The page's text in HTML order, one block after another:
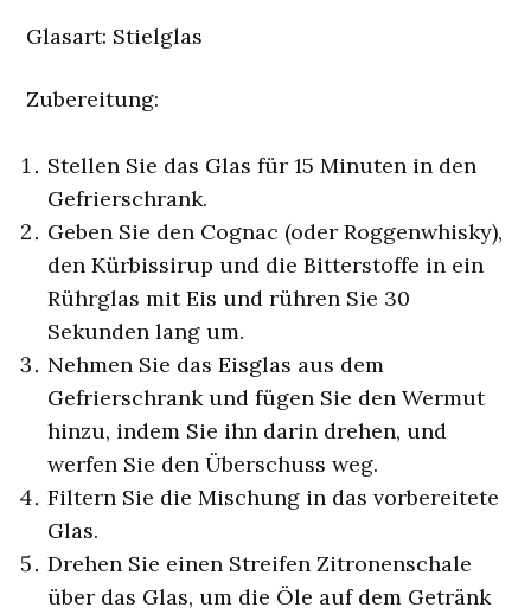
Glasart: Stielglas
Zubereitung:
Stellen Sie das Glas für 15 Minuten in den
Gefrierschrank.
Geben Sie den Cognac (oder Roggenwhisky),
den Kürbissirup und die Bitterstoffe in ein
Rührglas mit Eis und rühren Sie 30
Sekunden lang um.
Nehmen Sie das Eisglas aus dem
Gefrierschrank und fügen Sie den Wermut
hinzu, indem Sie ihn darin drehen, und
werfen Sie den Überschuss weg.
Filtern Sie die Mischung in das vorbereitete
Glas.
Drehen Sie einen Streifen Zitronenschale
über das Glas, um die Öle auf dem Getränk